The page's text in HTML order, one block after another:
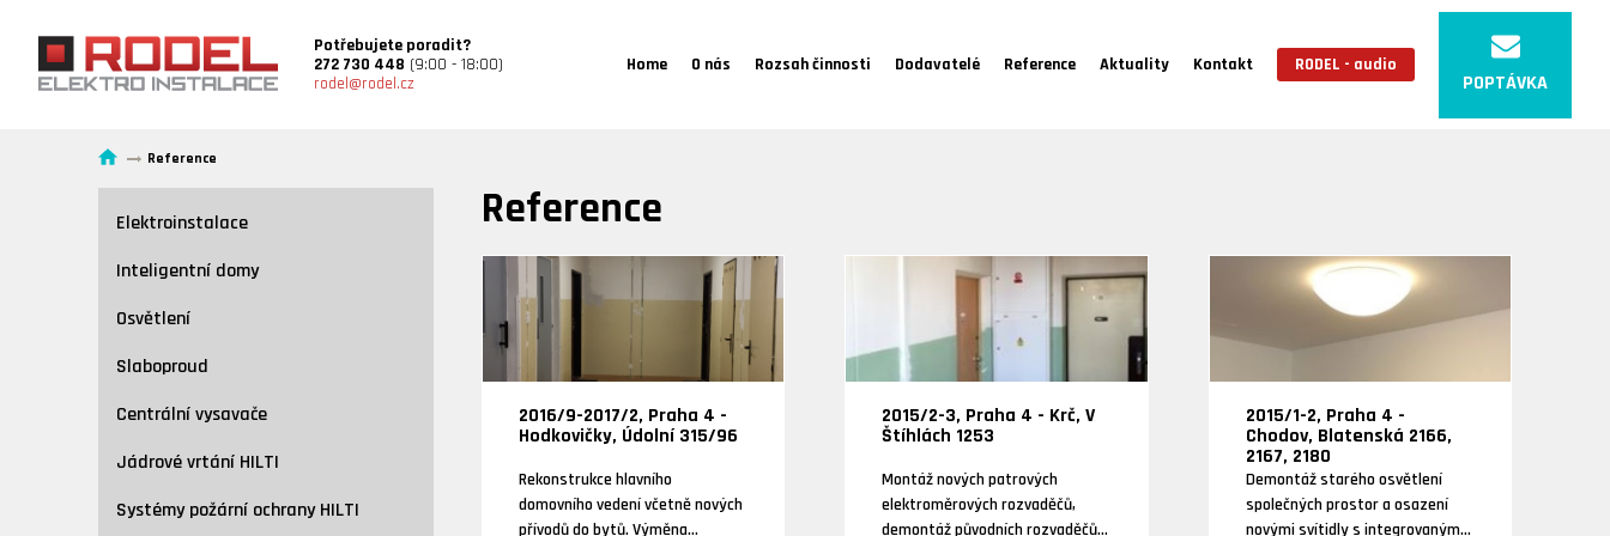
Potřebujete poradit?
272 730 448 (9:00 - 18:00)
rodel@rodel.cz
Home O nás Rozsah činnosti Dodavatelé Reference Aktuality Kontakt RODEL - audio
POPTÁVKA
Reference
Elektroinstalace
Inteligentní domy
Osvětlení
Slaboproud
Centrální vysavače
Jádrové vrtání HILTI
Systémy požární ochrany HILTI
Reference
2016/9-2017/2, Praha 4 -
Hodkovičky, Údolní 315/96
Rekonstrukce hlavního
domovního vedení včetně nových
přívodů do bytů. Výměna
2015/2-3, Praha 4 - Krč, V
Štíhlách 1253
Montáž nových patrových
elektroměrových rozvaděčů,
demontáž původních rozvaděčů
2015/1-2, Praha 4 -
Chodov, Blatenská 2166,
2167, 2180
Demontáž starého osvětlení
společných prostor a osazení
novými svítidly s integrovaným